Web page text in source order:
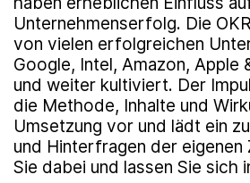
Unternehmenserfolg. Die
von vielen erfolgreichen
Google, Intel, Amazon, Apple
und weiter kultiviert. Der
die Methode, Inhalte und
Umsetzung vor und lädt ein
und Hinterfragen der eigenen
Sie dabei und lassen Sie sich